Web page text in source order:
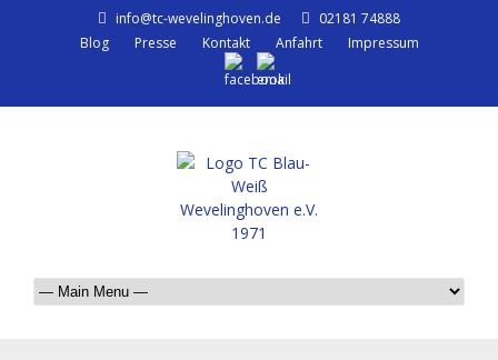
info@tc-wevelinghoven.de
02181 74888
Blog
Presse Kontakt Anfahrt Impressum